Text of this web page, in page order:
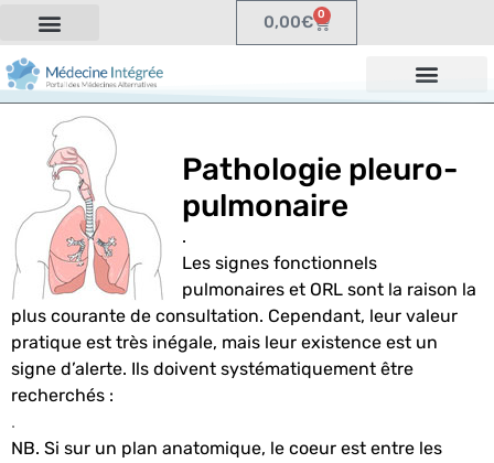
0,00€ 0
Pathologie pleuro-
pulmonaire
.
Les signes fonctionnels
pulmonaires et ORL sont la raison la
plus courante de consultation. Cependant, leur valeur
pratique est très inégale, mais leur existence est un
signe d’alerte. Ils doivent systématiquement être
recherchés :
.
NB. Si sur un plan anatomique, le coeur est entre les